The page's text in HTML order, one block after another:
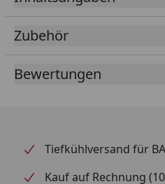
mit reduziertem Energie-,
Mineralstoffgehalt sorgt für
und fördert die normale
Vitamine und
natürlichen Sehkraft und
steigert. Wichtigste
Hauptzutaten: 20 %
Zubehör
Bewertungen
Tiefkühlversand für
Kauf auf Rechnung